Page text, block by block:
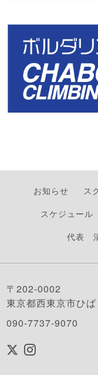
お知らせ ス
スケジュール
代表
〒202-0002
東京都西東京市ひ
090-7737-9070